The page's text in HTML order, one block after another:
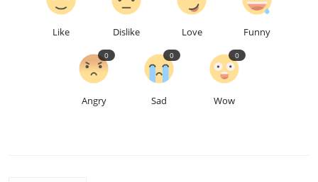
Like Dislike Love Funny
Angry
0
Sad
0
Wow
0